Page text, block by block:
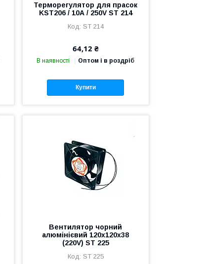
Терморегулятор для прасок
KST206 / 10А / 250V ST 214
ST 214
64,12 ₴
В наявності Оптом і в роздріб
Купити
Вентилятор чорний
алюмінієвий 120х120х38
(220V) ST 225
ST 225